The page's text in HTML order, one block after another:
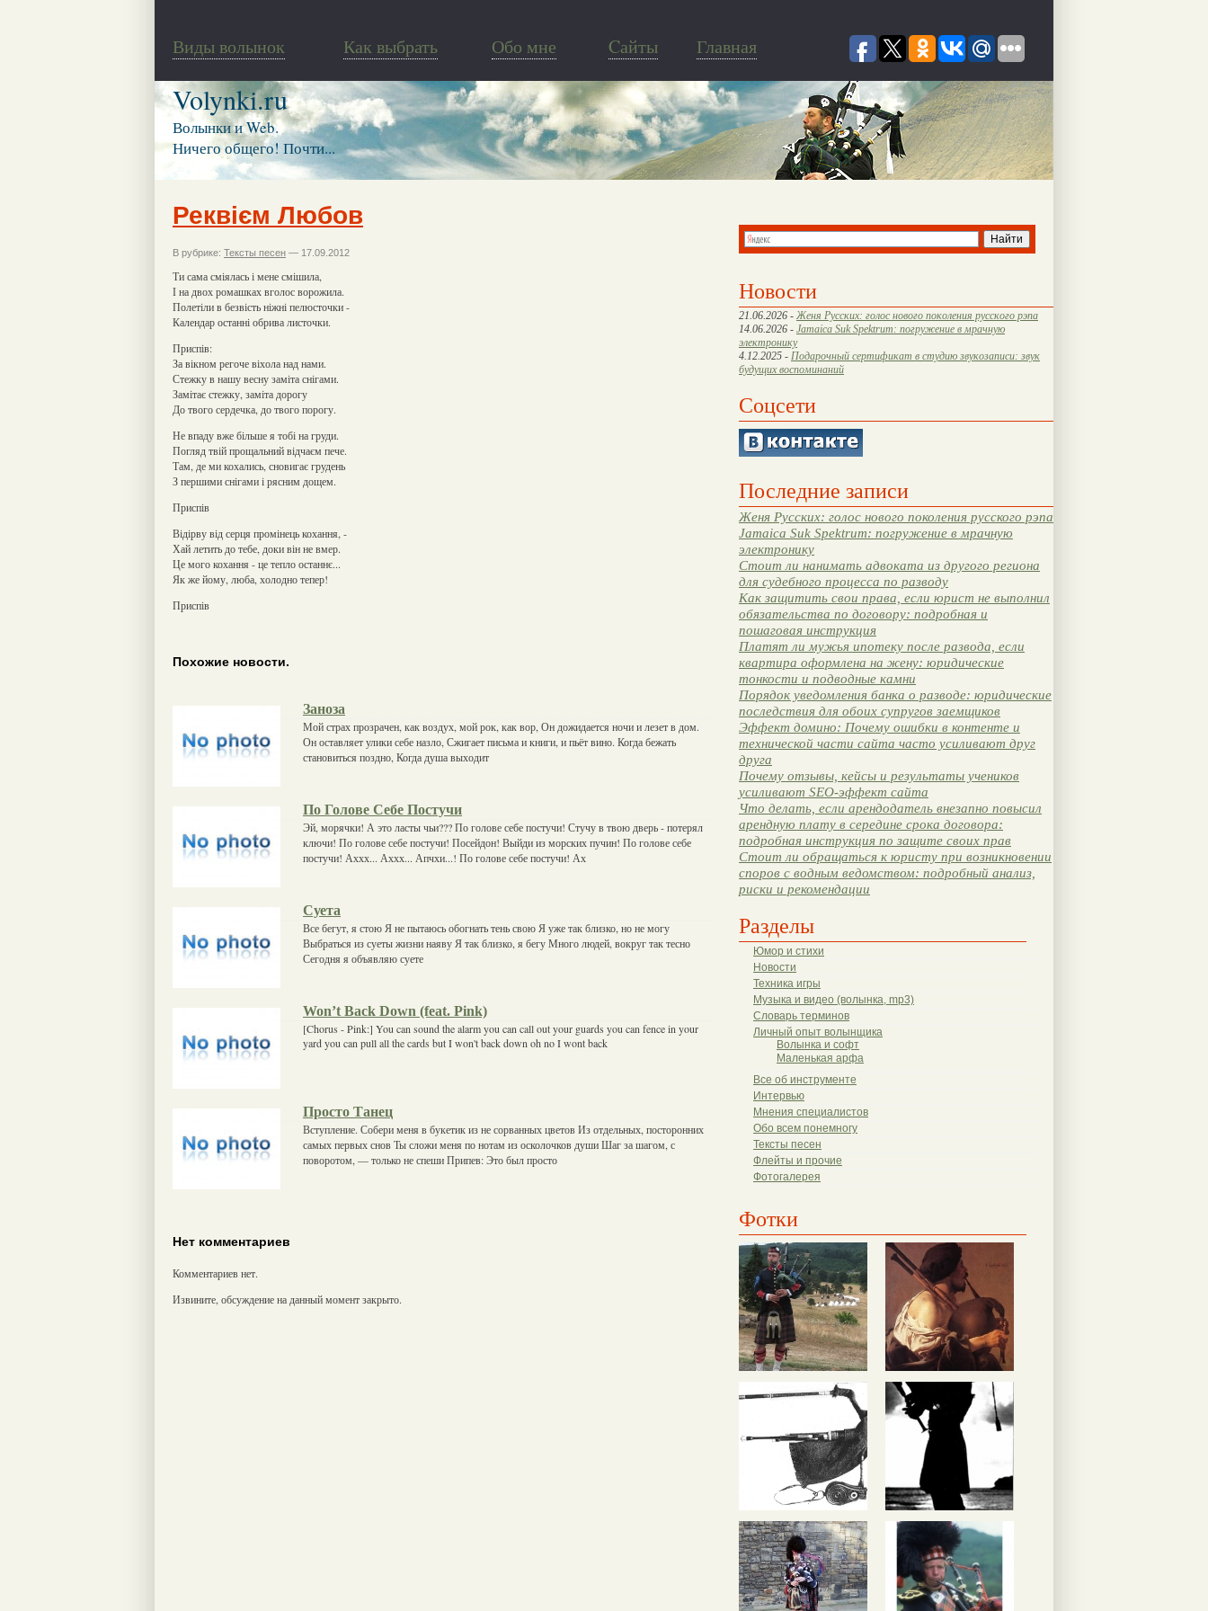
Виды волынок Как выбрать Обо мне Cайты Главная
Volynki.ru
Волынки и Web.
Ничего общего! Почти...
Новости
21.06.2026 - Женя Русских: голос нового поколения русского рэпа
14.06.2026 - Jamaica Suk Spektrum: погружение в мрачную
электронику
4.12.2025 - Подарочный сертификат в студию звукозаписи: звук
будущих воспоминаний
Соцсети
Последние записи
Женя Русских: голос нового поколения русского рэпа
Jamaica Suk Spektrum: погружение в мрачную
электронику
Стоит ли нанимать адвоката из другого региона
для судебного процесса по разводу
Как защитить свои права, если юрист не выполнил
обязательства по договору: подробная и
пошаговая инструкция
Платят ли мужья ипотеку после развода, если
квартира оформлена на жену: юридические
тонкости и подводные камни
Порядок уведомления банка о разводе: юридические
последствия для обоих супругов заемщиков
Эффект домино: Почему ошибки в контенте и
технической части сайта часто усиливают друг
друга
Почему отзывы, кейсы и результаты учеников
усиливают SEO-эффект сайта
Что делать, если арендодатель внезапно повысил
арендную плату в середине срока договора:
подробная инструкция по защите своих прав
Стоит ли обращаться к юристу при возникновении
споров с водным ведомством: подробный анализ,
риски и рекомендации
Разделы
Юмор и стихи
Новости
Техника игры
Музыка и видео (волынка, mp3)
Словарь терминов
Личный опыт волынщика
Волынка и софт
Маленькая арфа
Все об инструменте
Интервью
Мнения специалистов
Обо всем понемногу
Тексты песен
Флейты и прочие
Фотогалерея
Фотки
Реквієм Любов
В рубрике: Тексты песен — 17.09.2012
Ти сама сміялась і мене смішила,
І на двох ромашках вголос ворожила.
Полетіли в безвість ніжні пелюсточки -
Календар останні обрива листочки.
Приспів:
За вікном регоче віхола над нами.
Стежку в нашу весну заміта снігами.
Замітає стежку, заміта дорогу
До твого сердечка, до твого порогу.
Не впаду вже більше я тобі на груди.
Погляд твій прощальний відчаєм пече.
Там, де ми кохались, сновигає грудень
З першими снігами і рясним дощем.
Приспів
Відірву від серця промінець кохання, -
Хай летить до тебе, доки він не вмер.
Це мого кохання - це тепло останнє...
Як же йому, люба, холодно тепер!
Приспів
Похожие новости.
Заноза
Мой страх прозрачен, как воздух, мой рок, как вор, Он дожидается ночи и лезет в дом.
Он оставляет улики себе назло, Сжигает письма и книги, и пьёт вино. Когда бежать
становиться поздно, Когда душа выходит
По Голове Себе Постучи
Эй, морячки! А это ласты чьи??? По голове себе постучи! Стучу в твою дверь - потерял
ключи! По голове себе постучи! Посейдон! Выйди из морских пучин! По голове себе
постучи! Аххх... Аххх... Апчхи...! По голове себе постучи! Ах
Суета
Все бегут, я стою Я не пытаюсь обогнать тень свою Я уже так близко, но не могу
Выбраться из суеты жизни наяву Я так близко, я бегу Много людей, вокруг так тесно
Сегодня я объявляю суете
Won’t Back Down (feat. Pink)
[Chorus - Pink:] You can sound the alarm you can call out your guards you can fence in your
yard you can pull all the cards but I won't back down oh no I wont back
Просто Танец
Вступление. Собери меня в букетик из не сорванных цветов Из отдельных, посторонних
самых первых снов Ты сложи меня по нотам из осколочков души Шаг за шагом, с
поворотом, — только не спеши Припев: Это был просто
Нет комментариев
Комментариев нет.
Извините, обсуждение на данный момент закрыто.